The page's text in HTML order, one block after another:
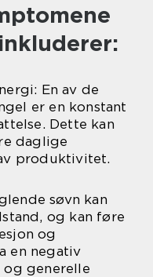
En av de
er en konstant
Dette kan
daglige
produktivitet.
søvn kan
og kan føre
og
en negativ
generelle